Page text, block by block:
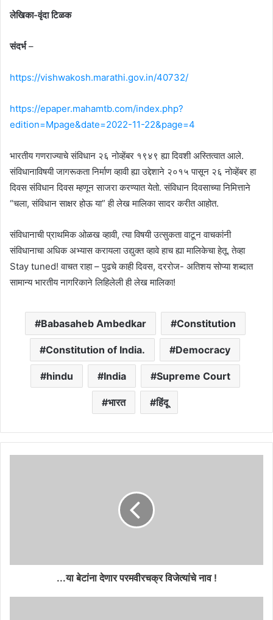
लेखिका-वृंदा टिळक
संदर्भ–
https://vishwakosh.marathi.gov.in/40732/
https://epaper.mahamtb.com/index.php?
edition=Mpage&date=2022-11-22&page=4
भारतीय गणराज्याचे संविधान २६ नोव्हेंबर १९४९ ह्या दिवशी अस्तित्वात आले.
संविधानाविषयी जागरूकता निर्माण व्हावी ह्या उद्देशाने २०१५ पासून २६ नोव्हेंबर हा
दिवस संविधान दिवस म्हणून साजरा करण्यात येतो. संविधान दिवसाच्या निमित्ताने
“चला, संविधान साक्षर होऊ या” ही लेख मालिका सादर करीत आहोत.
संविधानाची प्राथमिक ओळख व्हावी, त्या विषयी उत्सुकता वाटून वाचकांनी
संविधानाचा अधिक अभ्यास करायला उद्युक्त व्हावे हाच ह्या मालिकेचा हेतू. तेव्हा
Stay tuned! वाचत राहा – पुढचे काही दिवस, दररोज- अतिशय सोप्या शब्दात
सामान्य भारतीय नागरिकाने लिहिलेली ही लेख मालिका!
Babasaheb Ambedkar Constitution
Constitution of India. Democracy
hindu India Supreme Court
भारत हिंदू
...या बेटांना देणार परमवीरचक्र विजेत्यांचे नाव !